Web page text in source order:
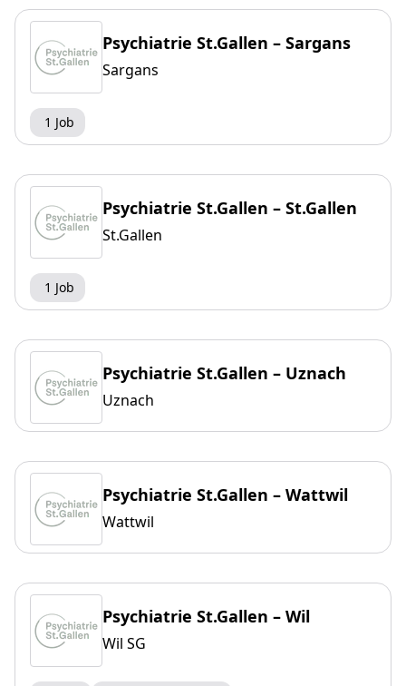
Psychiatrie St.Gallen – Sargans
Sargans
1 Job
Psychiatrie St.Gallen – St.Gallen
St.Gallen
1 Job
Psychiatrie St.Gallen – Uznach
Uznach
Psychiatrie St.Gallen – Wattwil
Wattwil
Psychiatrie St.Gallen – Wil
Wil SG